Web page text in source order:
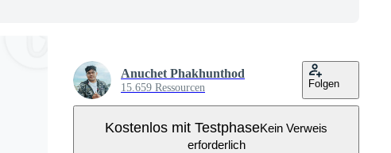
Anuchet Phakhunthod
15.659 Ressourcen Folgen
Kostenlos mit TestphaseKein Verweis
erforderlich